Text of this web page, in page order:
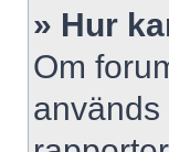
» Hur
Om